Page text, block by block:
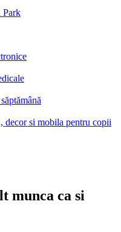
Park
si mobila pentru copii
munca ca si